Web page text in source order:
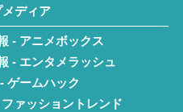
ディア
- アニメボックス
- エンタメラッシュ
ゲームハック
ァッショントレンド